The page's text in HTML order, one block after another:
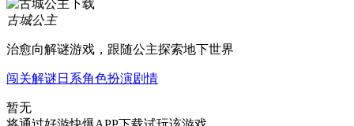
古城公主
治愈向解谜游戏，跟随公主探索地下世界
闯关解谜日系角色扮演剧情
暂无